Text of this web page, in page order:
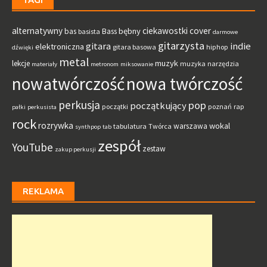
alternatywnybas basista Bassbębnyciekawostki cover darmowe
dźwięki elektroniczna gitara gitara basowa gitarzysta hiphop indie
lekcje materiały metal metronom miksowanie muzyk muzyka narzędzia
nowatwórczośćnowa twórczość
pałki perkusista perkusja początki początkującypop poznań rap
rockrozrywka synthpop tab tabulatura Twórca warszawa wokal
YouTube zakup perkusji zespół zestaw
REKLAMA